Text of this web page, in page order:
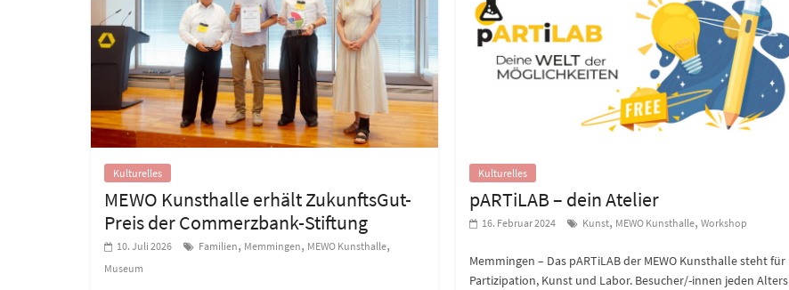
Kulturelles
MEWO Kunsthalle erhält ZukunftsGut-
Preis der Commerzbank-Stiftung
10. Juli 2026 Familien, Memmingen, MEWO Kunsthalle,
Museum
Kulturelles
pARTiLAB – dein Atelier
16. Februar 2024 Kunst, MEWO Kunsthalle,Workshop
Memmingen – Das pARTiLAB der MEWO Kunsthalle steht für
Partizipation, Kunst und Labor. Besucher/-innen jeden Alters